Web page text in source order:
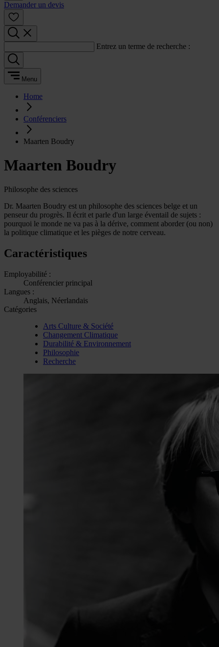
Demander un devis
Entrez un terme de recherche :
Menu
Home
Conférenciers
Maarten Boudry
Maarten Boudry
Philosophe des sciences
Dr. Maarten Boudry est un philosophe des sciences belge et un
penseur du progrès. Il écrit et parle d'un large éventail de sujets :
pourquoi le monde ne va pas à la dérive, comment aborder (ou non)
la politique climatique et les pièges de notre cerveau.
Caractéristiques
Employabilité :
Conférencier principal
Langues :
Anglais, Néerlandais
Catégories
Arts Culture & Société
Changement Climatique
Durabilité & Environnement
Philosophie
Recherche